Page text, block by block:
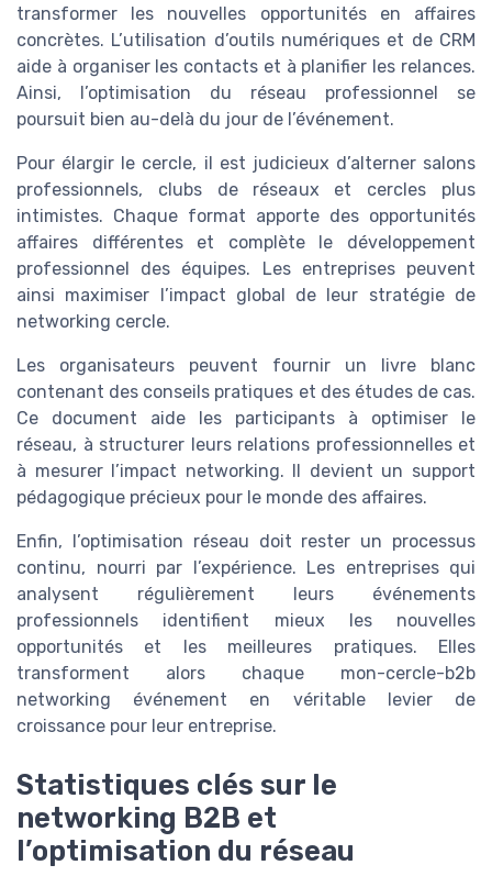
transformer les nouvelles opportunités en affaires
concrètes. L’utilisation d’outils numériques et de CRM
aide à organiser les contacts et à planifier les relances.
Ainsi, l’optimisation du réseau professionnel se
poursuit bien au-delà du jour de l’événement.
Pour élargir le cercle, il est judicieux d’alterner salons
professionnels, clubs de réseaux et cercles plus
intimistes. Chaque format apporte des opportunités
affaires différentes et complète le développement
professionnel des équipes. Les entreprises peuvent
ainsi maximiser l’impact global de leur stratégie de
networking cercle.
Les organisateurs peuvent fournir un livre blanc
contenant des conseils pratiques et des études de cas.
Ce document aide les participants à optimiser le
réseau, à structurer leurs relations professionnelles et
à mesurer l’impact networking. Il devient un support
pédagogique précieux pour le monde des affaires.
Enfin, l’optimisation réseau doit rester un processus
continu, nourri par l’expérience. Les entreprises qui
analysent régulièrement leurs événements
professionnels identifient mieux les nouvelles
opportunités et les meilleures pratiques. Elles
transforment alors chaque mon-cercle-b2b
networking événement en véritable levier de
croissance pour leur entreprise.
Statistiques clés sur le
networking B2B et
l’optimisation du réseau